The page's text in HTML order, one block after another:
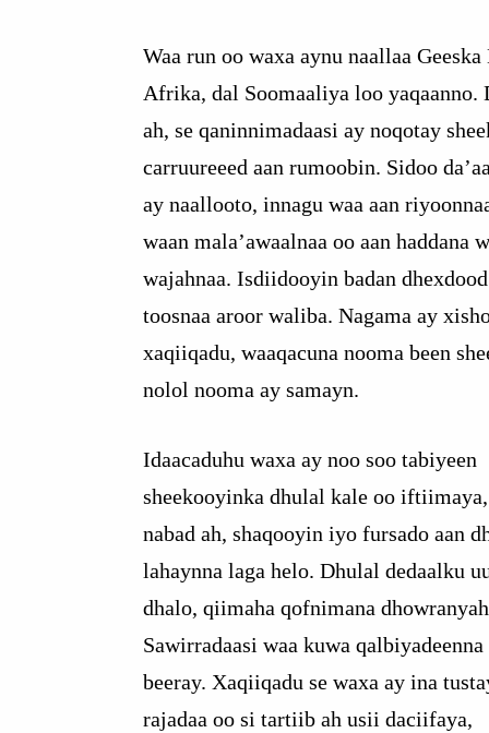
Waa run oo waxa aynu naallaa Geeska
Afrika, dal Soomaaliya loo yaqaanno.
ah, se qaninnimadaasi ay noqotay
carruureeed aan rumoobin. Sidoo
ay naallooto, innagu waa aan
waan mala’awaalnaa oo aan haddana
wajahnaa. Isdiidooyin badan
toosnaa aroor waliba. Nagama ay
xaqiiqadu, waaqacuna nooma been
nolol nooma ay samayn.
Idaacaduhu waxa ay noo soo tabiyeen
sheekooyinka dhulal kale oo
nabad ah, shaqooyin iyo fursado aan
lahaynna laga helo. Dhulal dedaalku
dhalo, qiimaha qofnimana
Sawirradaasi waa kuwa
beeray. Xaqiiqadu se waxa ay ina
rajadaa oo si tartiib ah usii daciifaya,